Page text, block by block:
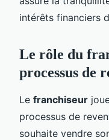
intérêts financiers
Le rôle du
processus de
Le franchiseur
processus de
souhaite vendre